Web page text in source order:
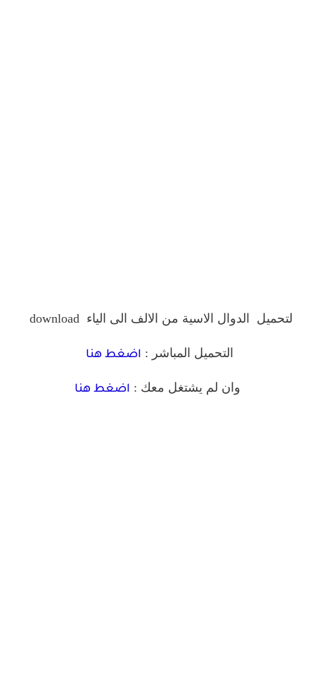
لتحميل الدوال الاسية من الالف الى الياء download
التحميل المباشر : اضغط هنا
وان لم يشتغل معك : اضغط هنا